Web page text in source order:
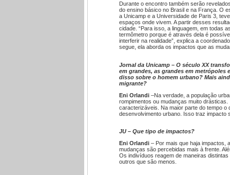
Durante o encontro também serão
do ensino básico no Brasil e na França. O
a Unicamp e a Universidade de Paris 3,
espaços onde vivem. A partir desses
cidade. “Para isso, a linguagem, em todas
termômetro porque é através dela é
interferir na realidade”, explica a
segue, ela aborda os impactos que as
Jornal da Unicamp – O século XX
em grandes, as grandes em metrópoles
disso sobre o homem urbano? Mais
migrante?
Eni Orlandi–Na verdade, a população
rompimentos ou mudanças muito
caracterizáveis. Na maior parte do tempo
desenvolvimento urbano. Isso traz impacto
JU – Que tipo de impactos?
Eni Orlandi – Por mais que haja impactos,
mudanças são percebidas mais à frente.
Os indivíduos reagem de maneiras
outros que são menos.